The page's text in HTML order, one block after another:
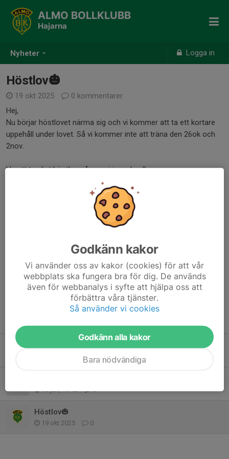
Nyheter Logga in
ALMO BOLLKLUBB
Hajarna
Höstlov🎃
19 okt 2025
0 kommentarer
Hej,
Nu börjar höstlovet närma sig och vi kommer att ta ett kortare
uppehåll under lovet. Så vi kommer inte att träna den 26ok och
2nov.
Ha ett trevligt höstlov så ses vi igen den 9nov.
Kommentarer
15 jan, 19:12 0
Höstlov🎃
19 okt 2025 0
Godkänn kakor
Vi använder oss av kakor (cookies) för att vår
webbplats ska fungera bra för dig. De används
även för webbanalys i syfte att hjälpa oss att
förbättra våra tjänster.
Så använder vi cookies
Godkänn alla kakor
Bara nödvändiga